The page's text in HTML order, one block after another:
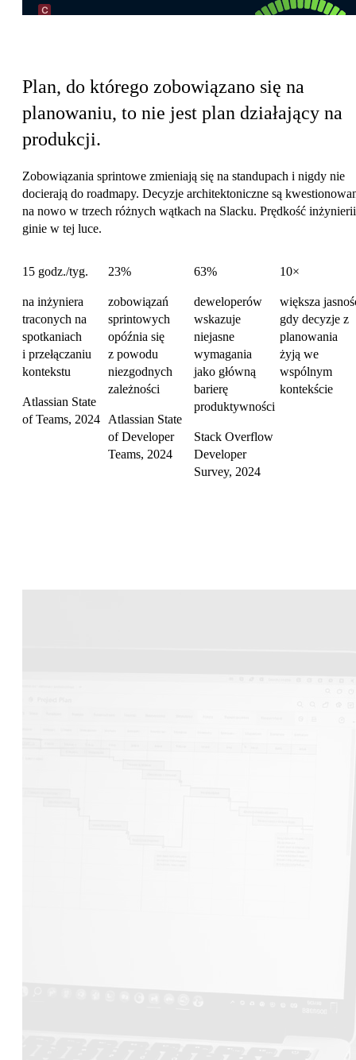
Plan, do którego zobowiązano się na
planowaniu, to nie jest plan działający na
produkcji.
Zobowiązania sprintowe zmieniają się na standupach i nigdy nie
docierają do roadmapy. Decyzje architektoniczne są
na nowo w trzech różnych wątkach na Slacku. Prędkość inżynierii
ginie w tej luce.
15 godz./tyg.
na inżyniera
traconych na
spotkaniach
i przełączaniu
kontekstu
Atlassian State
of Teams, 2024
23%
zobowiązań
sprintowych
opóźnia się
z powodu
niezgodnych
zależności
Atlassian State
of Developer
Teams, 2024
63%
deweloperów
wskazuje
niejasne
wymagania
jako główną
barierę
produktywności
Stack Overflow
Developer
Survey, 2024
10×
większa
gdy decyzje z
planowania
żyją we
wspólnym
kontekście